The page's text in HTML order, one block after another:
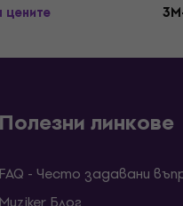
Полезни линкове
FAQ - Често задавани